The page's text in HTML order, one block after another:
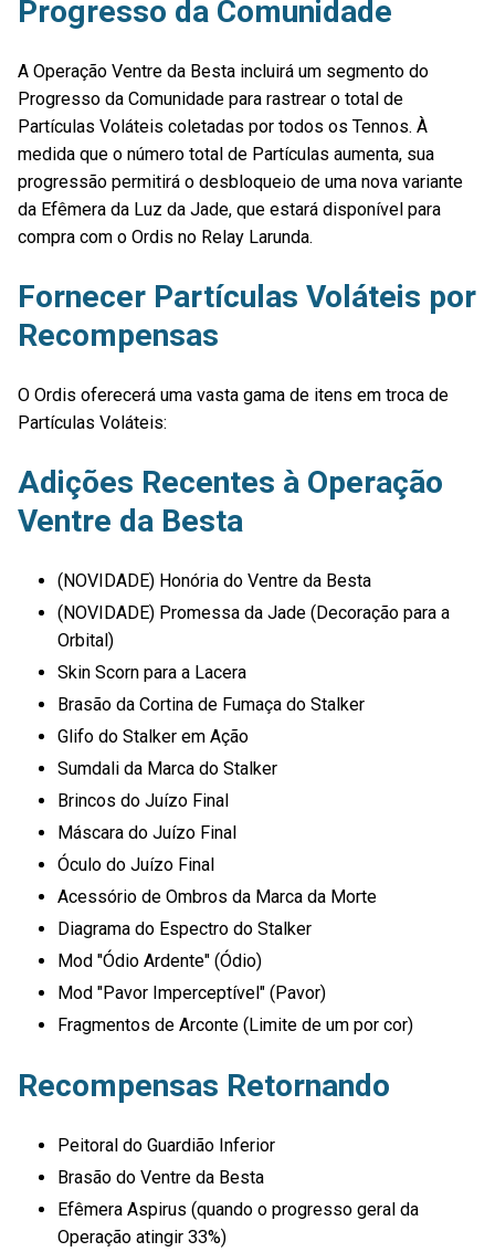
Progresso da Comunidade
A Operação Ventre da Besta incluirá um segmento do
Progresso da Comunidade para rastrear o total de
Partículas Voláteis coletadas por todos os Tennos. À
medida que o número total de Partículas aumenta, sua
progressão permitirá o desbloqueio de uma nova variante
da Efêmera da Luz da Jade, que estará disponível para
compra com o Ordis no Relay Larunda.
Fornecer Partículas Voláteis por
Recompensas
O Ordis oferecerá uma vasta gama de itens em troca de
Partículas Voláteis:
Adições Recentes à Operação
Ventre da Besta
(NOVIDADE) Honória do Ventre da Besta
(NOVIDADE) Promessa da Jade (Decoração para a
Orbital)
Skin Scorn para a Lacera
Brasão da Cortina de Fumaça do Stalker
Glifo do Stalker em Ação
Sumdali da Marca do Stalker
Brincos do Juízo Final
Máscara do Juízo Final
Óculo do Juízo Final
Acessório de Ombros da Marca da Morte
Diagrama do Espectro do Stalker
Mod "Ódio Ardente" (Ódio)
Mod "Pavor Imperceptível" (Pavor)
Fragmentos de Arconte (Limite de um por cor)
Recompensas Retornando
Peitoral do Guardião Inferior
Brasão do Ventre da Besta
Efêmera Aspirus (quando o progresso geral da
Operação atingir 33%)